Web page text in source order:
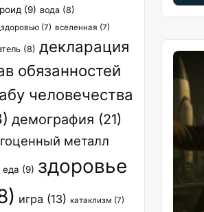
(9) вода (8)
(7) вселенная (7)
(8) декларация
обязанностей
человечества
демография (21)
металл
еда (9) здоровье
игра (13) катаклизм (7)